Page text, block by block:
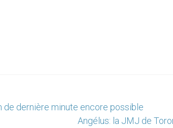
dernière minute encore possible
Angélus: la JMJ de